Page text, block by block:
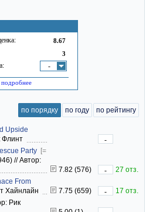
8.67
3
-
подробнее
по порядку по году по рейтингу
Upside
Флинт
-
Party [=
//Автор:
7.82 (576) -
27 отз.
From
Хайнлайн 7.75 (659) -
17 отз.
Рик